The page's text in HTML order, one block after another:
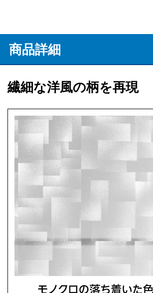
商品詳細
繊細な洋風の柄を再現